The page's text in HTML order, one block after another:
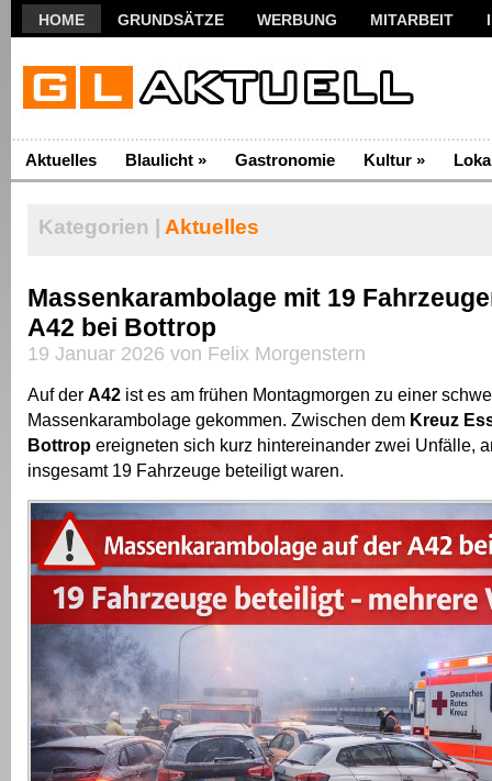
HOME GRUNDSÄTZE WERBUNG MITARBEIT
Aktuelles Blaulicht » Gastronomie Kultur »
Kategorien | Aktuelles
Massenkarambolage mit 19
A42 bei Bottrop
19 Januar 2026 von Felix Morgenstern
Auf der A42 ist es am frühen Montagmorgen zu einer
Massenkarambolage gekommen. Zwischen dem Kreuz
Bottrop ereigneten sich kurz hintereinander zwei Unfälle,
insgesamt 19 Fahrzeuge beteiligt waren.